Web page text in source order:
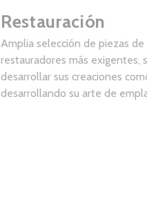
Restauración
Amplia selección de piezas
restauradores más exigentes,
desarrollar sus creaciones
desarrollando su arte de